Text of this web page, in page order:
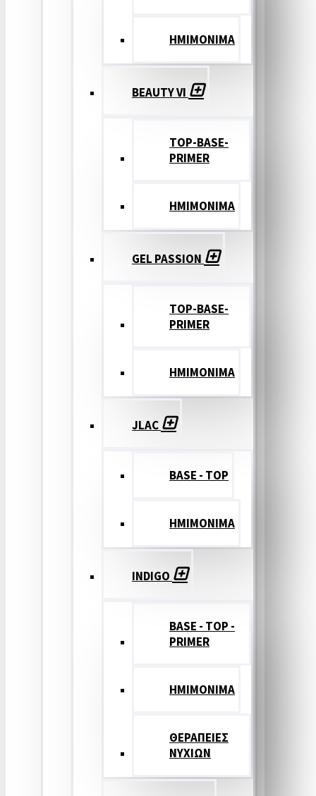
ΗΜΙΜΟΝΙΜΑ
BEAUTY VI
TOP-BASE-
PRIMER
ΗΜΙΜΟΝΙΜΑ
GEL PASSION
TOP-BASE-
PRIMER
ΗΜΙΜΟΝΙΜΑ
JLAC
BASE - TOP
ΗΜΙΜΟΝΙΜΑ
INDIGO
BASE - TOP -
PRIMER
HMIMONIMA
ΘΕΡΑΠΕΙΕΣ
ΝΥΧΙΩΝ